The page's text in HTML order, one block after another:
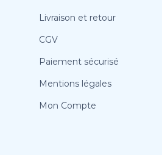
Livraison et retour
CGV
Paiement sécurisé
Mentions légales
Mon Compte